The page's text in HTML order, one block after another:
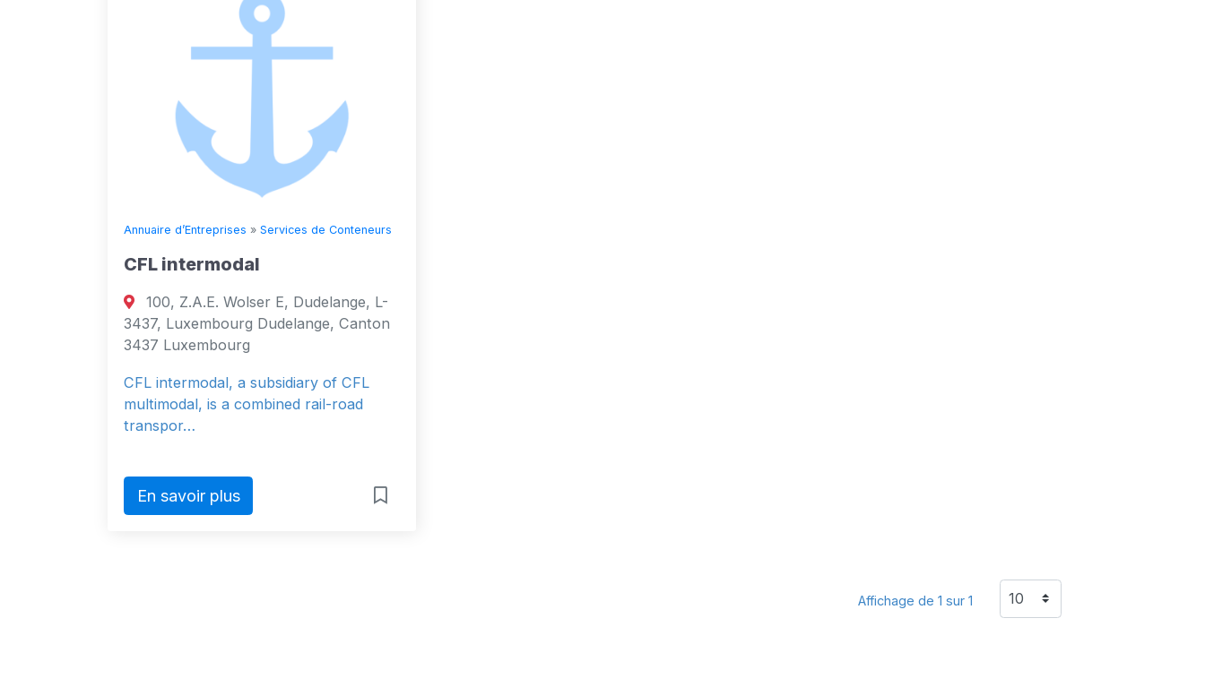
Annuaire d’Entreprises » Services de Conteneurs
CFL intermodal
100, Z.A.E. Wolser E, Dudelange, L-
3437, Luxembourg Dudelange, Canton
3437 Luxembourg
CFL intermodal, a subsidiary of CFL
multimodal, is a combined rail-road
transpor…
En savoir plus
Affichage de 1 sur 1